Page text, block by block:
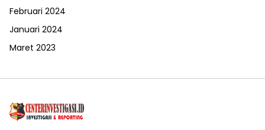
Februari 2024
Januari 2024
Maret 2023